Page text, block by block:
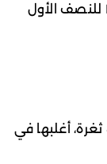
توزعت الفئات المستهدفة في قاعدة KEV للنصف الأول
أنظمة إدارة المحتوى CMS بعدد 86 ثغرة، أغلبها في